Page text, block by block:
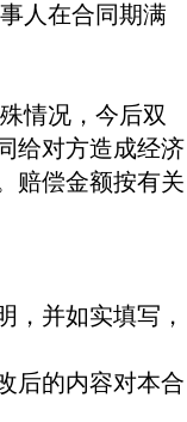
人在合同期满
情况，今后双
给对方造成经济
赔偿金额按有关
，并如实填写，
后的内容对本合